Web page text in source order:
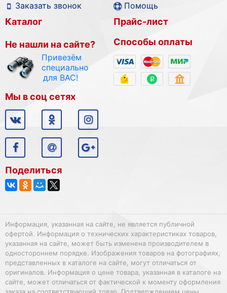
Заказать звонок
Помощь
Каталог
Не нашли на сайте?
Привезём
специально
для ВАС!
Прайс-лист
Способы оплаты
Мы в соц сетях
Поделиться
Информация, указанная на сайте, не является публичной
офертой. Информация о технических характеристиках товаров,
указанная на сайте, может быть изменена производителем в
одностороннем порядке. Изображения товаров на фотографиях,
представленных в каталоге на сайте, могут отличаться от
оригиналов. Информация о цене товара, указанная в каталоге на
сайте, может отличаться от фактической к моменту оформления